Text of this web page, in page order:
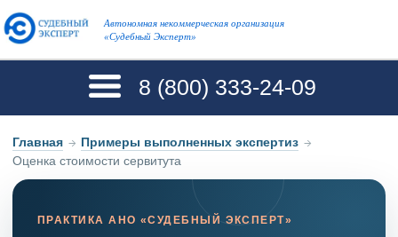
Автономная некоммерческая организация
«Судебный Эксперт»
8 (800) 333-24-09
Главная → Примеры выполненных экспертиз →
Оценка стоимости сервитута
ПРАКТИКА АНО «СУДЕБНЫЙ ЭКСПЕРТ»